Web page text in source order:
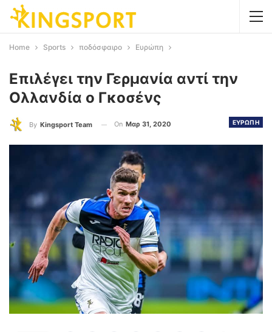
Home Sports ποδόσφαιρο Ευρώπη
Επιλέγει την Γερμανία αντί την
Ολλανδία ο Γκοσένς
ΕΥΡΩΠΗ
By Kingsport Team On Μαρ 31, 2020